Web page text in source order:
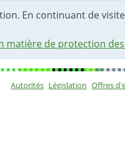
En continuant de
matière de protection
Autorités Législation Offres